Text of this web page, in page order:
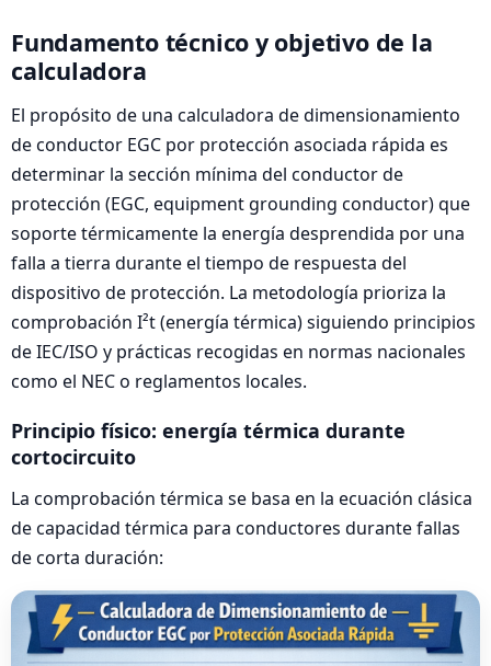
Fundamento técnico y objetivo de la
calculadora
El propósito de una calculadora de dimensionamiento
de conductor EGC por protección asociada rápida es
determinar la sección mínima del conductor de
protección (EGC, equipment grounding conductor) que
soporte térmicamente la energía desprendida por una
falla a tierra durante el tiempo de respuesta del
dispositivo de protección. La metodología prioriza la
comprobación I²t (energía térmica) siguiendo principios
de IEC/ISO y prácticas recogidas en normas nacionales
como el NEC o reglamentos locales.
Principio físico: energía térmica durante
cortocircuito
La comprobación térmica se basa en la ecuación clásica
de capacidad térmica para conductores durante fallas
de corta duración: